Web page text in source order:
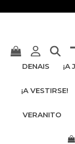
DENAIS ¡A
¡A VESTIRSE!
VERANITO